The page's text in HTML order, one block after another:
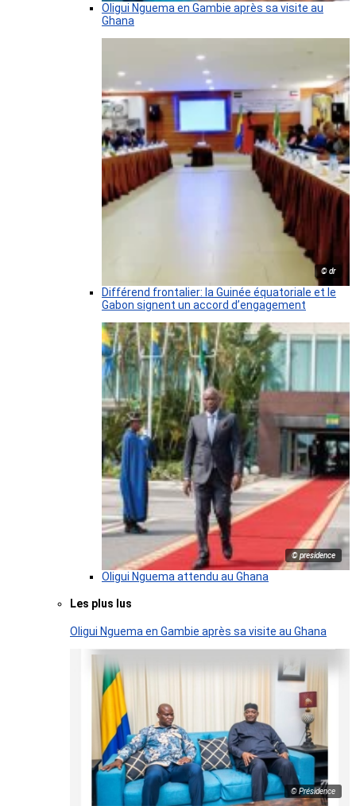
Oligui Nguema en Gambie après sa visite au
Ghana
© dr
Différend frontalier: la Guinée équatoriale et le
Gabon signent un accord d’engagement
© presidence
Oligui Nguema attendu au Ghana
Les plus lus
Oligui Nguema en Gambie après sa visite au Ghana
© Présidence